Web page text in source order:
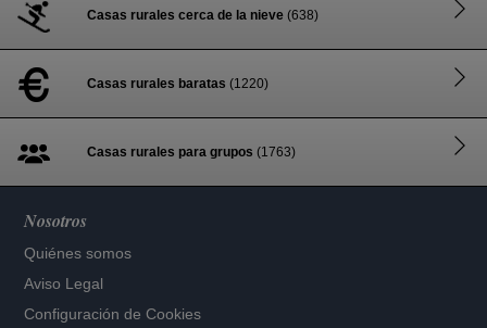
Casas rurales cerca de la nieve (638)
Casas rurales baratas (1220)
Casas rurales para grupos (1763)
Nosotros
Quiénes somos
Aviso Legal
Configuración de Cookies